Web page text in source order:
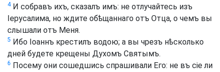
4И собравъ ихъ, сказалъ имъ: не отлучайтесь изъ
Іерусалима, но ждите обѣщаннаго отъ Отца, о чемъ вы
слышали отъ Меня.
5 Ибо Іоаннъ крестилъ водою; а вы чрезъ нѣсколько
дней будете крещены Духомъ Святымъ.
6 Посему они сошедшись спрашивали Его: не въ сіе ли